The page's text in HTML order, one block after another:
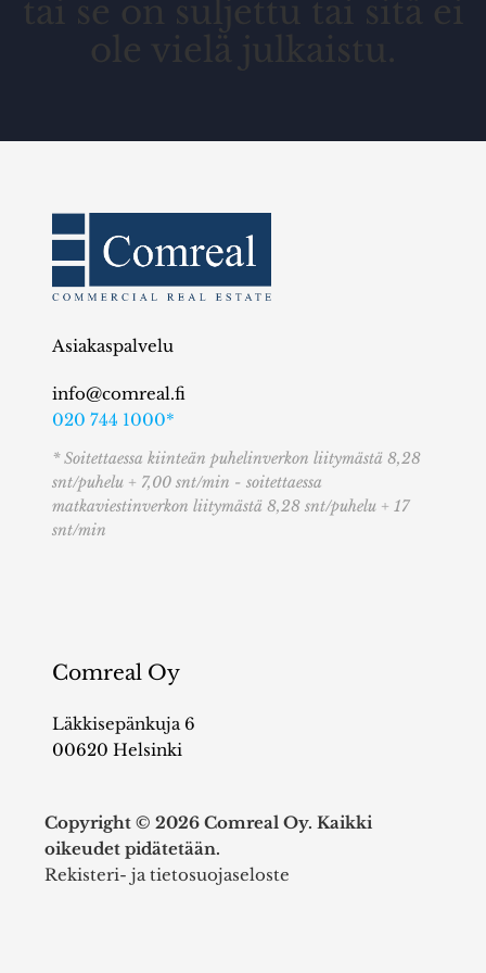
tai se on suljettu tai sitä ei
ole vielä julkaistu.
Asiakaspalvelu
info@comreal.fi
020 744 1000*
* Soitettaessa kiinteän puhelinverkon liitymästä 8,28
snt/puhelu + 7,00 snt/min - soitettaessa
matkaviestinverkon liitymästä 8,28 snt/puhelu + 17
snt/min
Comreal Oy
Läkkisepänkuja 6
00620 Helsinki
Copyright © 2026 Comreal Oy. Kaikki
oikeudet pidätetään.
Rekisteri- ja tietosuojaseloste